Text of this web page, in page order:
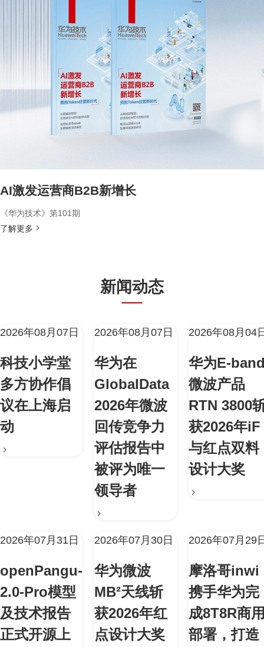
AI激发运营商B2B新增长
《华为技术》第101期
了解更多
新闻动态
2026年08月07日
科技小学堂
多方协作倡
议在上海启
动
2026年08月07日
华为在
GlobalData
2026年微波
回传竞争力
评估报告中
被评为唯一
领导者
2026年08月04
华为E-
微波产品
RTN 3800
获2026年iF
与红点双料
设计大奖
2026年07月31日
openPangu-
2.0-Pro模型
及技术报告
正式开源上
2026年07月30日
华为微波
MB²天线斩
获2026年红
点设计大奖
2026年07月29
摩洛哥inwi
携手华为完
成8T8R商
部署，打造